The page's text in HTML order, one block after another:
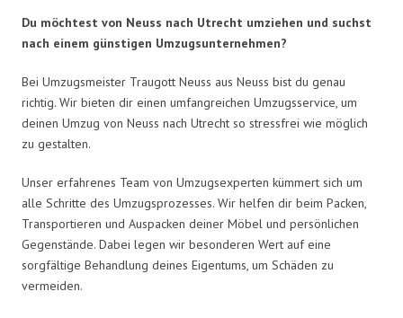
Du möchtest von Neuss nach Utrecht umziehen und suchst
nach einem günstigen Umzugsunternehmen?
Bei Umzugsmeister Traugott Neuss aus Neuss bist du genau
richtig. Wir bieten dir einen umfangreichen Umzugsservice, um
deinen Umzug von Neuss nach Utrecht so stressfrei wie möglich
zu gestalten.
Unser erfahrenes Team von Umzugsexperten kümmert sich um
alle Schritte des Umzugsprozesses. Wir helfen dir beim Packen,
Transportieren und Auspacken deiner Möbel und persönlichen
Gegenstände. Dabei legen wir besonderen Wert auf eine
sorgfältige Behandlung deines Eigentums, um Schäden zu
vermeiden.